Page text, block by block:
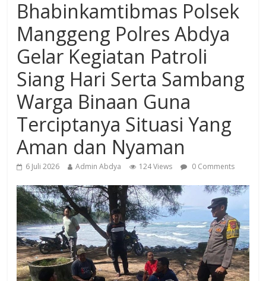
Bhabinkamtibmas Polsek
Manggeng Polres Abdya
Gelar Kegiatan Patroli
Siang Hari Serta Sambang
Warga Binaan Guna
Terciptanya Situasi Yang
Aman dan Nyaman
6 Juli 2026 Admin Abdya 124 Views 0 Comments